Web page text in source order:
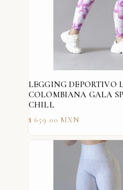
LEGGING DEPORTIVO
COLOMBIANA GALA
CHILL
Precio
$ 659.00 MXN